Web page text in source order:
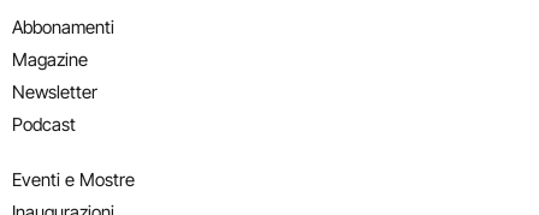
Abbonamenti
Magazine
Newsletter
Podcast
Eventi e Mostre